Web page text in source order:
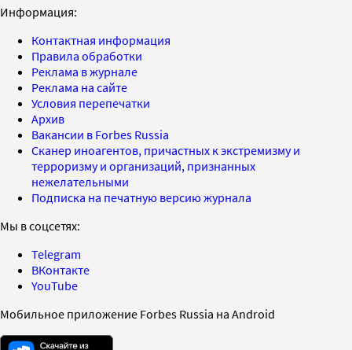
Информация:
Контактная информация
Правила обработки
Реклама в журнале
Реклама на сайте
Условия перепечатки
Архив
Вакансии в Forbes Russia
Сканер иноагентов, причастных к экстремизму и
терроризму и организаций, признанных
нежелательными
Подписка на печатную версию журнала
Мы в соцсетях:
Telegram
ВКонтакте
YouTube
Мобильное приложение Forbes Russia на Android